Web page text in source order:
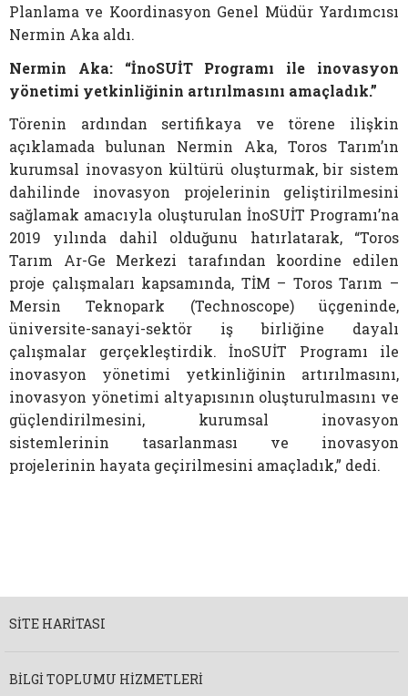
Planlama ve Koordinasyon Genel Müdür Yardımcısı
Nermin Aka aldı.
Nermin Aka: “İnoSUİT Programı ile inovasyon
yönetimi yetkinliğinin artırılmasını amaçladık.”
Törenin ardından sertifikaya ve törene ilişkin
açıklamada bulunan Nermin Aka, Toros Tarım’ın
kurumsal inovasyon kültürü oluşturmak, bir sistem
dahilinde inovasyon projelerinin geliştirilmesini
sağlamak amacıyla oluşturulan İnoSUİT Programı’na
2019 yılında dahil olduğunu hatırlatarak, “Toros
Tarım Ar-Ge Merkezi tarafından koordine edilen
proje çalışmaları kapsamında, TİM – Toros Tarım –
Mersin Teknopark (Technoscope) üçgeninde,
üniversite-sanayi-sektör iş birliğine dayalı
çalışmalar gerçekleştirdik. İnoSUİT Programı ile
inovasyon yönetimi yetkinliğinin artırılmasını,
inovasyon yönetimi altyapısının oluşturulmasını ve
güçlendirilmesini, kurumsal inovasyon
sistemlerinin tasarlanması ve inovasyon
projelerinin hayata geçirilmesini amaçladık,” dedi.
SITE HARITASI
BILGI TOPLUMU HIZMETLERI